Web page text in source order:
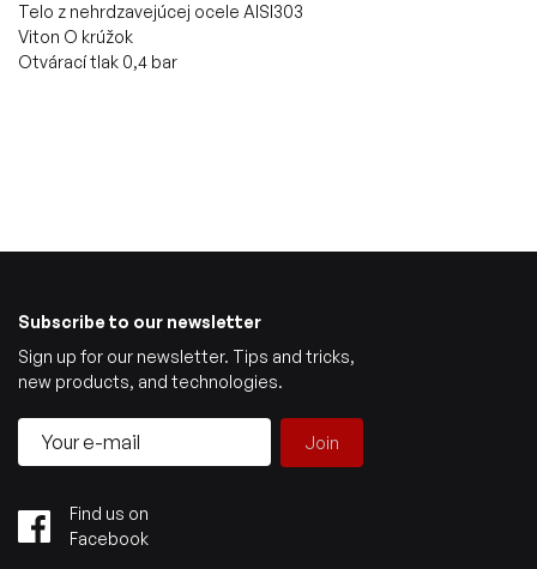
Telo z nehrdzavejúcej ocele AISI303
Viton O krúžok
Otvárací tlak 0,4 bar
Subscribe to our newsletter
Sign up for our newsletter. Tips and tricks,
new products, and technologies.
Join
Find us on
Facebook